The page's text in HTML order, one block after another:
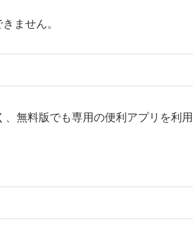
ません。
無料版でも専用の便利アプリを利用